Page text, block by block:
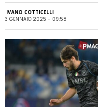
IVANO COTTICELLI
3 GENNAIO 2025 - 09:58